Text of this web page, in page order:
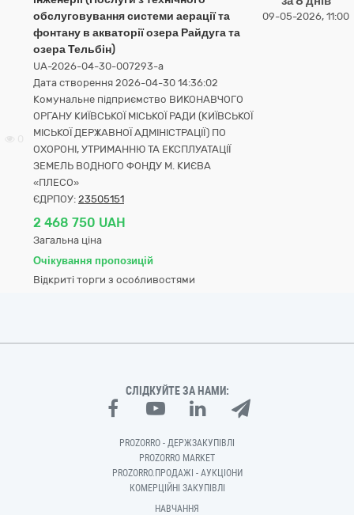
обслуговування системи аерації та
фонтану в акваторії озера Райдуга та
озера Тельбін)
UA-2026-04-30-007293-a
Дата створення 2026-04-30 14:36:02
Комунальне підприємство ВИКОНАВЧОГО
ОРГАНУ КИЇВСЬКОЇ МІСЬКОЇ РАДИ (КИЇВСЬКОЇ
МІСЬКОЇ ДЕРЖАВНОЇ АДМІНІСТРАЦІЇ) ПО
ОХОРОНІ, УТРИМАННЮ ТА ЕКСПЛУАТАЦІЇ
ЗЕМЕЛЬ ВОДНОГО ФОНДУ М. КИЄВА
«ПЛЕСО»
ЄДРПОУ: 23505151
2 468 750 UAH
Загальна ціна
Очікування пропозицій
Відкриті торги з особливостями
09-05-2026, 11:00
СЛІДКУЙТЕ ЗА НАМИ:
PROZORRO - ДЕРЖЗАКУПІВЛІ
PROZORRO MARKET
PROZORRO.ПРОДАЖІ - АУКЦІОНИ
КОМЕРЦІЙНІ ЗАКУПІВЛІ
НАВЧАННЯ